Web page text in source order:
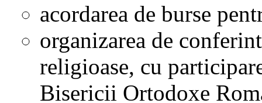
acordarea de burse
organizarea de
religioase, cu
Bisericii Ortodoxe